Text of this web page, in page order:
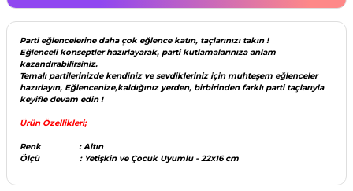
VE NİKAH Şekeri SARF
süsleri
Parti eğlencelerine daha çok eğlence katın, taçlarınızı takın !
Eğlenceli konseptler hazırlayarak, parti kutlamalarınıza anlam
kazandırabilirsiniz.
Temalı partilerinizde kendiniz ve sevdikleriniz için muhteşem eğlenceler
hazırlayın, Eğlencenize,kaldığınız yerden, birbirinden farklı parti taçlarıyla
keyifle devam edin !
Ürün Özellikleri;
Renk : Altın
Ölçü : Yetişkin ve Çocuk Uyumlu - 22x16 cm